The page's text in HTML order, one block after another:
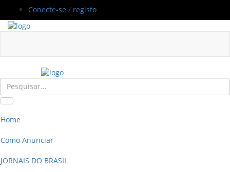
Conecte-se / registo
Home
Como Anunciar
JORNAIS DO BRASIL